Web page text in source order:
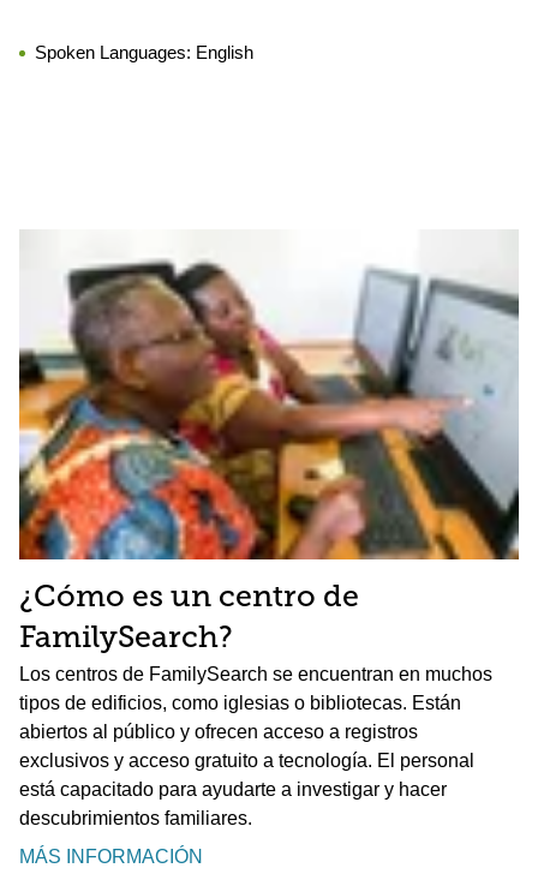
Spoken Languages: English
¿Cómo es un centro de
FamilySearch?
Los centros de FamilySearch se encuentran en muchos
tipos de edificios, como iglesias o bibliotecas. Están
abiertos al público y ofrecen acceso a registros
exclusivos y acceso gratuito a tecnología. El personal
está capacitado para ayudarte a investigar y hacer
descubrimientos familiares.
MÁS INFORMACIÓN